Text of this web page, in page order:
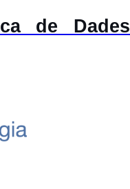
de Dades